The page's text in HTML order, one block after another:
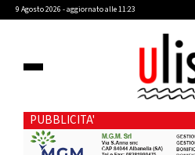
9 Agosto 2026 - aggiornato alle 11:23
PUBBLICITA'